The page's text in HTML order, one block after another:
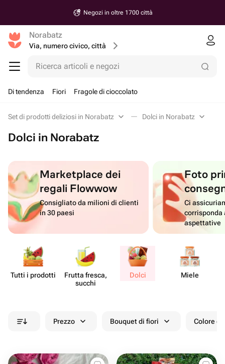
Negozi in oltre 1700 città
Norabatz
Via, numero civico, città
Ricerca articoli e negozi
Di tendenza Fiori Fragole di cioccolato
Set di prodotti deliziosi in Norabatz Dolci in Norabatz
Dolci in Norabatz
Marketplace dei
regali Flowwow
Consigliato da milioni di clienti
in 30 paesi
Foto
Ci
corrisponda
aspettative
Tutti i prodotti
Frutta fresca,
succhi
Dolci Miele
Prezzo Bouquet di fiori Colore